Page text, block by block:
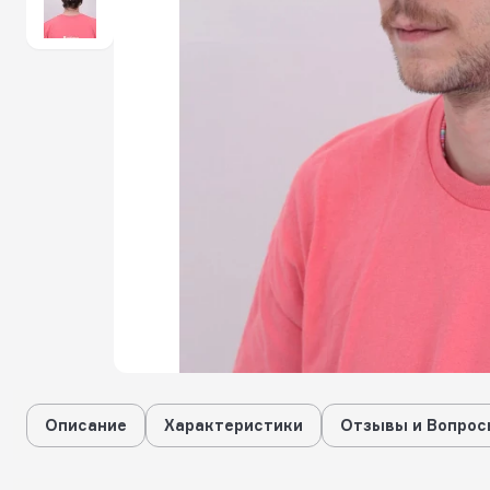
Описание Характеристики Отзывы и